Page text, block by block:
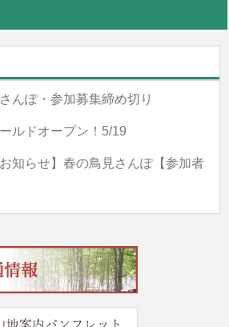
んぽ・参加募集締め切り
ルドオープン！5/19
お知らせ】春の鳥見さんぽ【参加者